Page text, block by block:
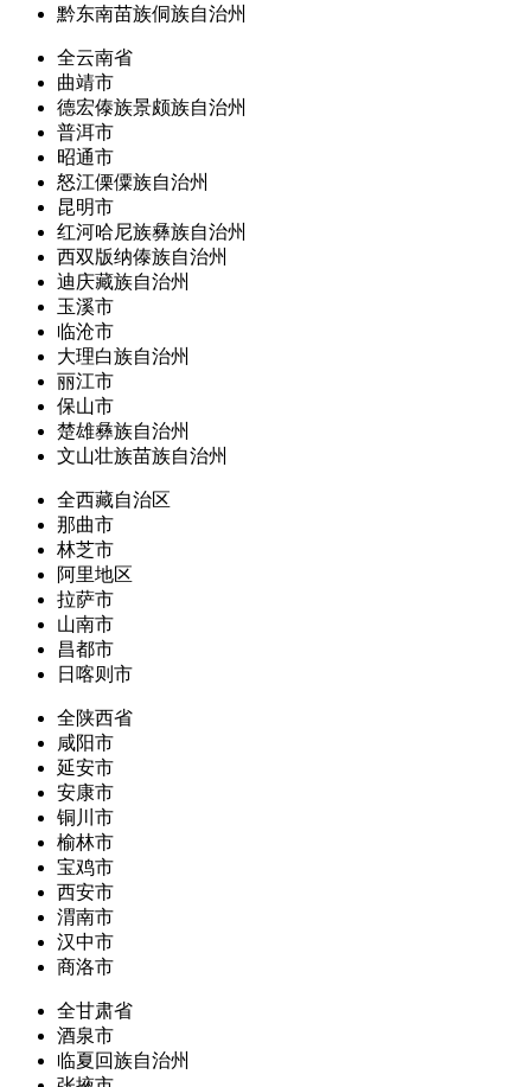
黔东南苗族侗族自治州
全云南省
曲靖市
德宏傣族景颇族自治州
普洱市
昭通市
怒江傈僳族自治州
昆明市
红河哈尼族彝族自治州
西双版纳傣族自治州
迪庆藏族自治州
玉溪市
临沧市
大理白族自治州
丽江市
保山市
楚雄彝族自治州
文山壮族苗族自治州
全西藏自治区
那曲市
林芝市
阿里地区
拉萨市
山南市
昌都市
日喀则市
全陕西省
咸阳市
延安市
安康市
铜川市
榆林市
宝鸡市
西安市
渭南市
汉中市
商洛市
全甘肃省
酒泉市
临夏回族自治州